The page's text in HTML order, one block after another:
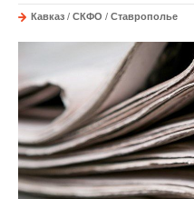
Кавказ / СКФО / Ставрополье